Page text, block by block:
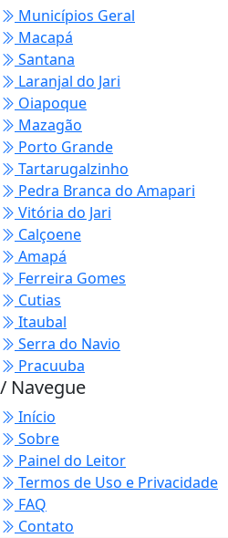
Municípios Geral
Macapá
Santana
Laranjal do Jari
Oiapoque
Mazagão
Porto Grande
Tartarugalzinho
Pedra Branca do Amapari
Vitória do Jari
Calçoene
Amapá
Ferreira Gomes
Cutias
Itaubal
Serra do Navio
Pracuuba
/ Navegue
Início
Sobre
Painel do Leitor
Termos de Uso e Privacidade
FAQ
Contato